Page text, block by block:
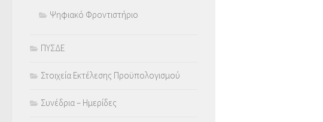
Ψηφιακό Φροντιστήριο
ΠΥΣΔΕ
Στοιχεία Εκτέλεσης Προϋπολογισμού
Συνέδρια – Ημερίδες